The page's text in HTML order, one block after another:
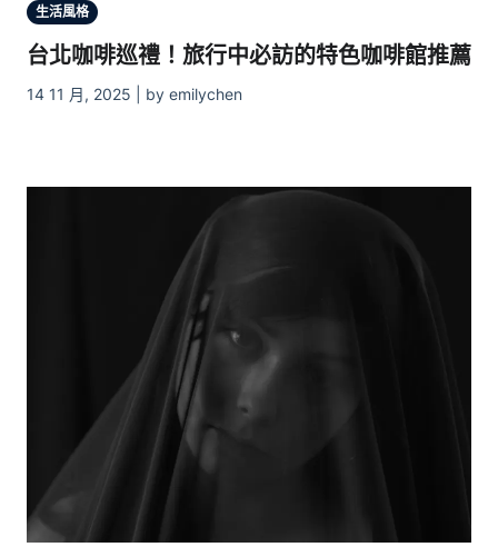
生活風格
台北咖啡巡禮！旅行中必訪的特色咖啡館推薦
14 11 月, 2025 | by emilychen